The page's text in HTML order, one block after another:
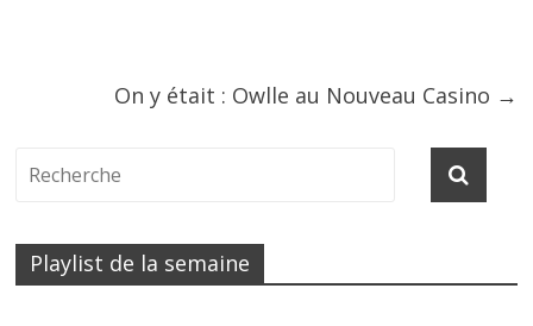
On y était : Owlle au Nouveau Casino →
Playlist de la semaine